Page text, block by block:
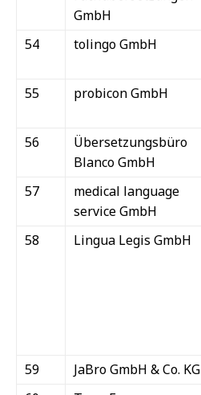
GmbH
54 tolingo GmbH
55 probicon GmbH
56
Übersetzungsbüro
Blanco GmbH
57
medical language
service GmbH
58
Lingua Legis GmbH
59 JaBro GmbH & Co. KG